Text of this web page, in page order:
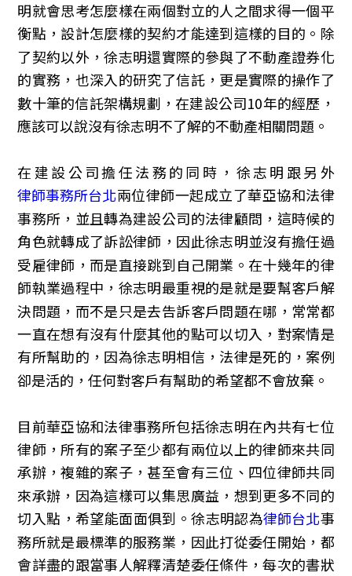
明就會思考怎麼樣在兩個對立的人之間求得一個平
衡點，設計怎麼樣的契約才能達到這樣的目的。除
了契約以外，徐志明還實際的參與了不動產證券化
的實務，也深入的研究了信託，更是實際的操作了
數十筆的信託架構規劃，在建設公司10年的經歷，
應該可以說沒有徐志明不了解的不動產相關問題。
在建設公司擔任法務的同時，徐志明跟另外
律師事務所台北兩位律師一起成立了華亞協和法律
事務所，並且轉為建設公司的法律顧問，這時候的
角色就轉成了訴訟律師，因此徐志明並沒有擔任過
受雇律師，而是直接跳到自己開業。在十幾年的律
師執業過程中，徐志明最重視的是就是要幫客戶解
決問題，而不是只是去告訴客戶問題在哪，常常都
一直在想有沒有什麼其他的點可以切入，對案情是
有所幫助的，因為徐志明相信，法律是死的，案例
卻是活的，任何對客戶有幫助的希望都不會放棄。
目前華亞協和法律事務所包括徐志明在內共有七位
律師，所有的案子至少都有兩位以上的律師來共同
承辦，複雜的案子，甚至會有三位、四位律師共同
來承辦，因為這樣可以集思廣益，想到更多不同的
切入點，希望能面面俱到。徐志明認為律師台北事
務所就是最標準的服務業，因此打從委任開始，都
會詳盡的跟當事人解釋清楚委任條件，每次的書狀